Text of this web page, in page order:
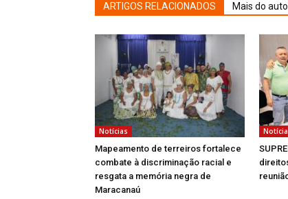
ARTIGOS RELACIONADOS Mais do
Notícias
Mapeamento de terreiros fortalece
combate à discriminação racial e
resgata a memória negra de
Maracanaú